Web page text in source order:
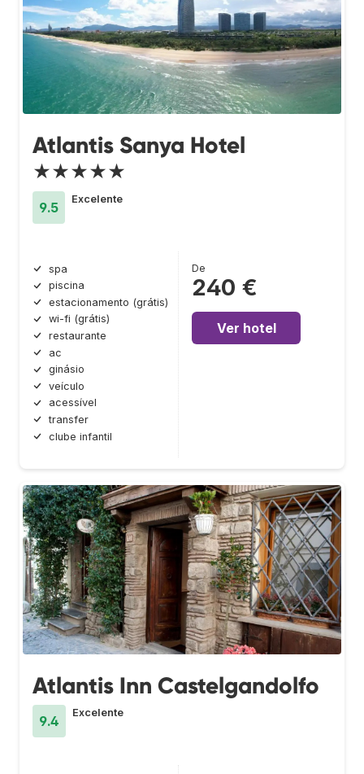
Atlantis Sanya Hotel
★★★★★
9.5
Excelente
spa
piscina
estacionamento (grátis)
wi-fi (grátis)
restaurante
ac
ginásio
veículo
acessível
transfer
clube infantil
De
240 €
Ver hotel
Atlantis Inn Castelgandolfo
9.4
Excelente